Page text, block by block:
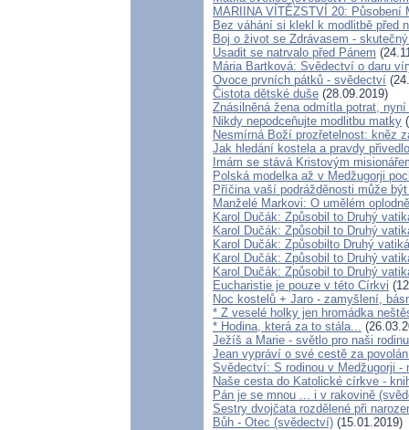
MARIINA VÍTĚZSTVÍ 20:
Bez váhání si klekl k modlitbě před
Boj o život se Zdrávasem -
Usadit se natrvalo před Pánem
Mária Bartková: Svědectví o daru
Ovoce prvních pátků - svědectví
Čistota dětské duše (28.09.2019)
Znásilněná žena odmítla potrat,
Nikdy nepodceňujte modlitbu matky
Nesmírná Boží prozřetelnost: kněz
Jak hledání kostela a pravdy
Imám se stává Kristovým
Polská modelka až v Medžugorji
Příčina vaší podrážděnosti může
Manželé Markovi: O umělém
Karol Dučák: Způsobil to Druhý
Karol Dučák: Způsobil to Druhý
Karol Dučák: Způsobilto Druhý
Karol Dučák: Způsobil to Druhý
Karol Dučák: Způsobil to Druhý
Eucharistie je pouze v této Církvi
Noc kostelů + Jaro - zamyšlení,
* Z veselé holky jen hromádka
* Hodina, která za to stála...
Ježíš a Marie - světlo pro naši
Jean vypráví o své cestě za
Svědectví: S rodinou v Medžugorji -
Naše cesta do Katolické církve -
Pán je se mnou ... i v rakovině
Sestry dvojčata rozdělené při
Bůh - Otec (svědectví) (15.01.2019)